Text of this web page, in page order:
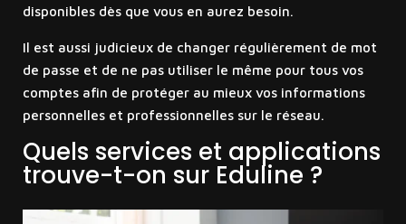
disponibles dès que vous en aurez besoin.
Il est aussi judicieux de changer régulièrement de mot
de passe et de ne pas utiliser le même pour tous vos
comptes afin de protéger au mieux vos informations
personnelles et professionnelles sur le réseau.
Quels services et applications
trouve-t-on sur Eduline ?